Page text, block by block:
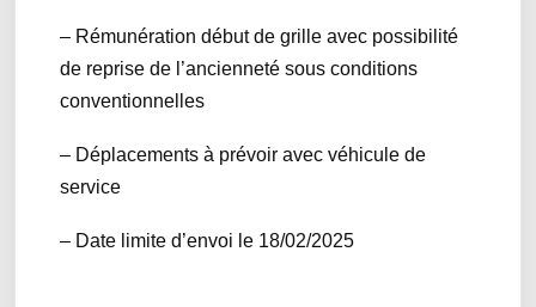
– Rémunération début de grille avec possibilité
de reprise de l’ancienneté sous conditions
conventionnelles
– Déplacements à prévoir avec véhicule de
service
– Date limite d’envoi le 18/02/2025